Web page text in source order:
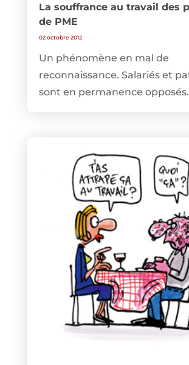
La souffrance au travail des
de PME
02 octobre 2012
Un phénomène en mal de
reconnaissance. Salariés et
sont en permanence